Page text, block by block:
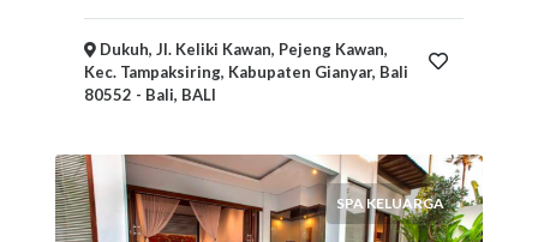
Dukuh, Jl. Keliki Kawan, Pejeng Kawan,
Kec. Tampaksiring, Kabupaten Gianyar, Bali
80552 - Bali, BALI
SPA KELUARGA